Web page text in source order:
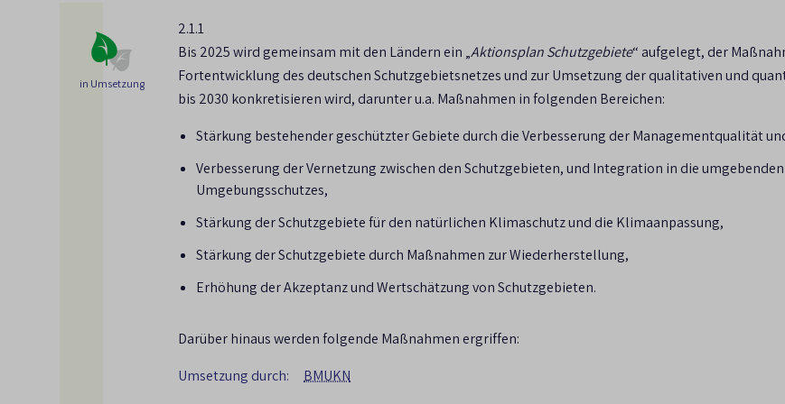
Abschlussbericht des gleichnamigen F+E-Vorhabens (FKZ 3512 85 0300 unter Integration von
422 (2015), 210 S.). Daher leisten auch kleinere Wildnisgebiete wichtige Beiträge zur
Beispiel als Trittsteine, Vernetzungselemente oder als biologische „Hot Spots“.
in Umsetzung
2.1.1
Bis 2025 wird gemeinsam mit den Ländern ein „Aktionsplan Schutzgebiete“ aufgelegt, der
Fortentwicklung des deutschen Schutzgebietsnetzes und zur Umsetzung der qualitativen und
bis 2030 konkretisieren wird, darunter u.a. Maßnahmen in folgenden Bereichen:
Stärkung bestehender geschützter Gebiete durch die Verbesserung der Managementqualität
Verbesserung der Vernetzung zwischen den Schutzgebieten, und Integration in die
Umgebungsschutzes,
Stärkung der Schutzgebiete für den natürlichen Klimaschutz und die Klimaanpassung,
Stärkung der Schutzgebiete durch Maßnahmen zur Wiederherstellung,
Erhöhung der Akzeptanz und Wertschätzung von Schutzgebieten.
Darüber hinaus werden folgende Maßnahmen ergriffen:
Umsetzung durch:
BMUKN